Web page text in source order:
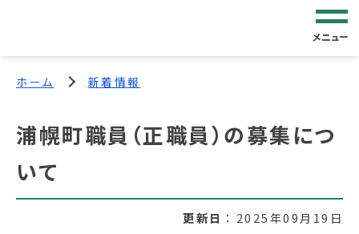
メニュー
ホーム 新着情報
浦幌町職員（正職員）の募集につ
いて
更新日 2025年09月19日